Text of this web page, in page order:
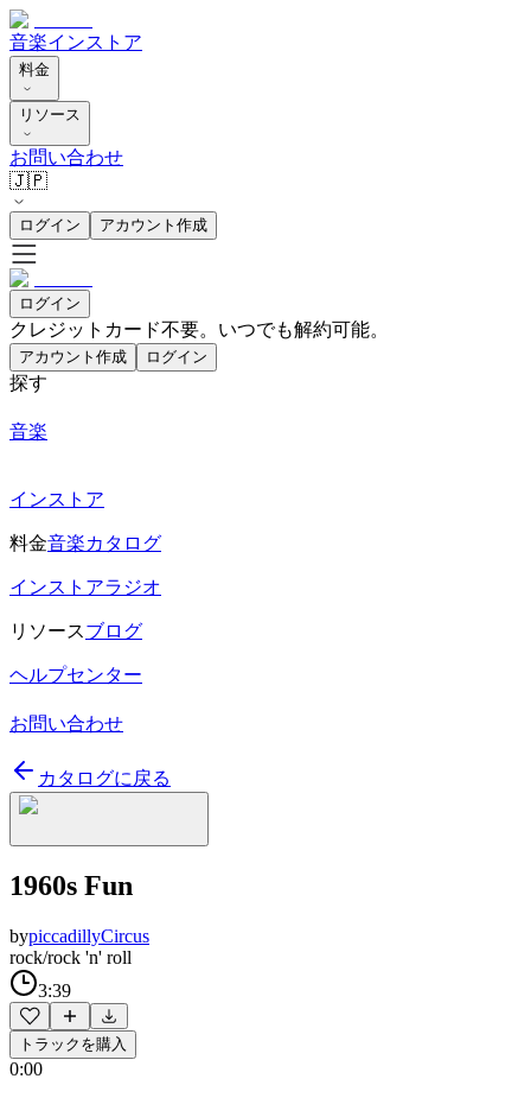
音楽インストア
料金
リソース
お問い合わせ
🇯🇵
ログイン アカウント作成
ログイン
クレジットカード不要。いつでも解約可能。
アカウント作成 ログイン
探す
音楽
インストア
料金音楽カタログ
インストアラジオ
リソースブログ
ヘルプセンター
お問い合わせ
カタログに戻る
1960s Fun
bypiccadillyCircus
rock/rock 'n' roll
3:39
トラックを購入
0:00